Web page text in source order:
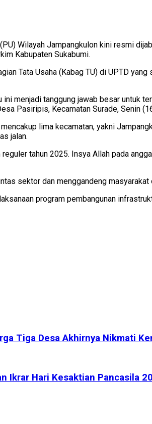
Wilayah Jampangkulon kini resmi
Kabupaten Sukabumi.
Tata Usaha (Kabag TU) di UPTD
menjadi tanggung jawab besar untuk
Pasiripis, Kecamatan Surade, Senin
lima kecamatan, yakni
jalan.
tahun 2025. Insya Allah pada
sektor dan menggandeng
program pembangunan
Tiga Desa Akhirnya Nikmati
Ikrar Hari Kesaktian Pancasila